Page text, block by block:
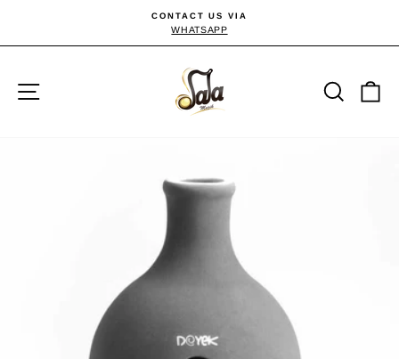
contenu
Diaporama
CONTACT US VIA
WHATSAPP